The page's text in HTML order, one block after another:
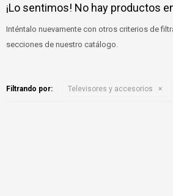
¡Lo sentimos! No hay productos
Inténtalo nuevamente con otros criterios de
secciones de nuestro catálogo.
Filtrando por: Televisores y accesorios